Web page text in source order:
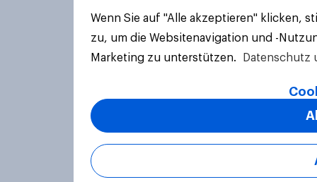
Wenn Sie auf "Alle akzeptieren" klicken,
zu, um die Websitenavigation und -
Marketing zu unterstützen.
Datenschutz